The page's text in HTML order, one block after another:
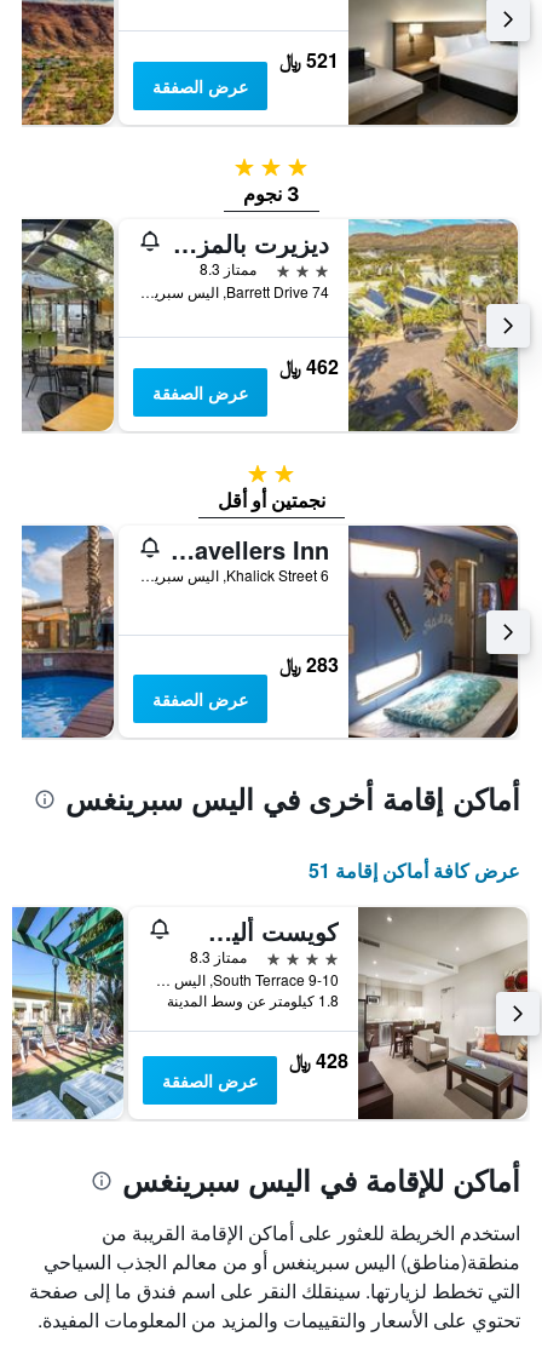
521 ﷼
عرض الصفقة
3 نجوم
3 نجوم
ديزيرت بالمز أليس سبرينغز
3 نجوم
ممتاز 8.3
74 Barrett Drive, اليس سبرينغس, NT, أستراليا
462 ﷼
عرض الصفقة
2 نجمتين
نجمتين أو أقل
Alice's Secret Travellers Inn
6 Khalick Street, اليس سبرينغس, NT, أستراليا
283 ﷼
عرض الصفقة
أماكن إقامة أخرى في اليس سبرينغس
عرض كافة أماكن إقامة 51
كويست أليس سبرينجز
4 نجوم
ممتاز 8.3
9-10 South Terrace, اليس سبرينغس, NT, أستراليا
1.8 كيلومتر عن وسط المدينة
428 ﷼
عرض الصفقة
أماكن للإقامة في اليس سبرينغس
استخدم الخريطة للعثور على أماكن الإقامة القريبة من
منطقة(مناطق) اليس سبرينغس أو من معالم الجذب السياحي
التي تخطط لزيارتها. سينقلك النقر على اسم فندق ما إلى صفحة
تحتوي على الأسعار والتقييمات والمزيد من المعلومات المفيدة.